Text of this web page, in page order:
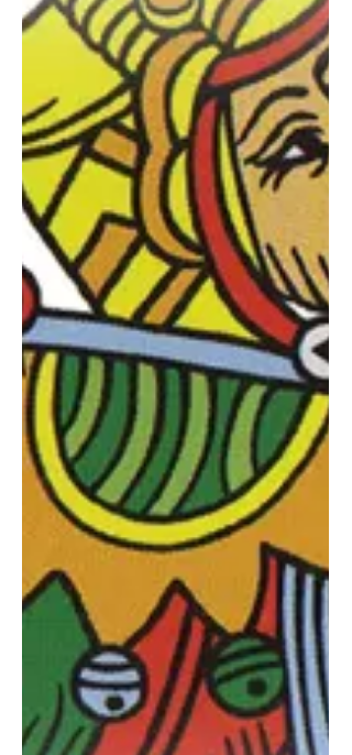
et un principe transmutateur soit les
causes et les solutions...